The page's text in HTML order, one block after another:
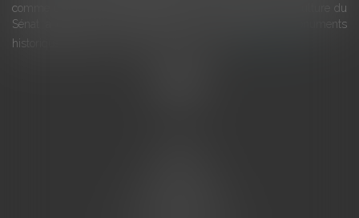
comme une charge. Le rapport que la commission de la culture du
Sénat a consacré, en juillet 2026, à la gestion des monuments
historiques invite à y voir aussi une ressour...